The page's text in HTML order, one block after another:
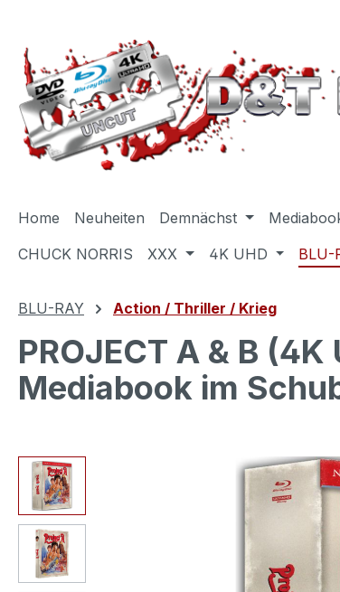
Home Neuheiten Demnächst
CHUCK NORRIS
XXX 4K UHD BLU-
BLU-RAY Action / Thriller / Krieg
PROJECT A & B
Mediabook im
Bildergalerie überspringen